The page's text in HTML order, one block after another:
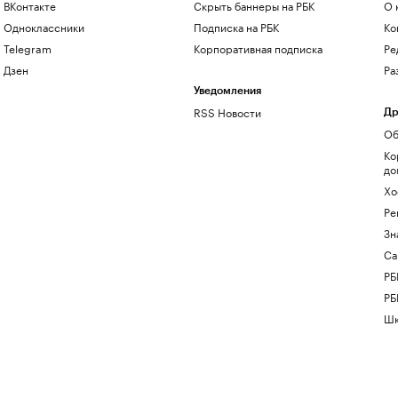
ВКонтакте
Одноклассники
Telegram
Дзен
Скрыть баннеры на РБК
Подписка на РБК
Корпоративная подписка
Уведомления
RSS Новости
О